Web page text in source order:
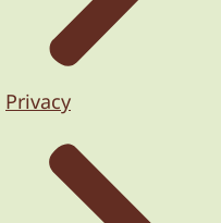
Privacy